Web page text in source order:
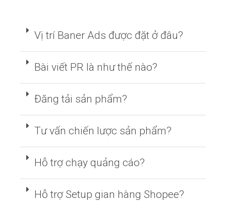
Vị trí Baner Ads được đặt ở đâu?
Bài viết PR là như thế nào?
Đăng tải sản phẩm?
Tư vấn chiến lược sản phẩm?
Hỗ trợ chạy quảng cáo?
Hỗ trợ Setup gian hàng Shopee?